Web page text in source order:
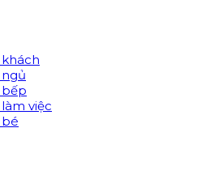
việc